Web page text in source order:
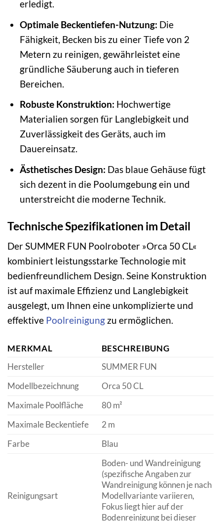
erledigt.
Optimale Beckentiefen-Nutzung: Die
Fähigkeit, Becken bis zu einer Tiefe von 2
Metern zu reinigen, gewährleistet eine
gründliche Säuberung auch in tieferen
Bereichen.
Robuste Konstruktion: Hochwertige
Materialien sorgen für Langlebigkeit und
Zuverlässigkeit des Geräts, auch im
Dauereinsatz.
Ästhetisches Design: Das blaue Gehäuse fügt
sich dezent in die Poolumgebung ein und
unterstreicht die moderne Technik.
Technische Spezifikationen im Detail
Der SUMMER FUN Poolroboter »Orca 50 CL«
kombiniert leistungsstarke Technologie mit
bedienfreundlichem Design. Seine Konstruktion
ist auf maximale Effizienz und Langlebigkeit
ausgelegt, um Ihnen eine unkomplizierte und
effektive Poolreinigung zu ermöglichen.
MERKMAL
BESCHREIBUNG
Hersteller
SUMMER FUN
Modellbezeichnung
Orca 50 CL
Maximale Poolfläche
80 m²
Maximale Beckentiefe
2 m
Farbe
Blau
Reinigungsart
Boden- und Wandreinigung
(spezifische Angaben zur
Wandreinigung können je nach
Modellvariante variieren,
Fokus liegt hier auf der
Bodenreinigung bei dieser